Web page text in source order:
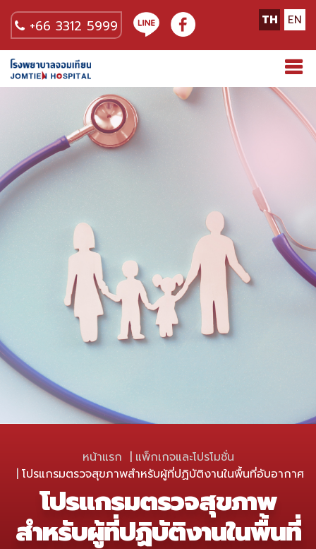
+66 3312 5999 TH EN
หน้าแรก
แพ็กเกจและโปรโมชั่น
โปรแกรมตรวจสุขภาพสำหรับผู้ที่ปฏิบัติงานในพื้นที่อับอากาศ
โปรแกรมตรวจสุขภาพ
สำหรับผู้ที่ปฏิบัติงานในพื้นที่